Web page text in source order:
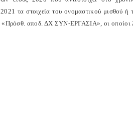
τα στοιχεία του ονομαστικού μισθού ή
αποδ. ΔΧ ΣΥΝ-ΕΡΓΑΣΙΑ», οι οποίοι